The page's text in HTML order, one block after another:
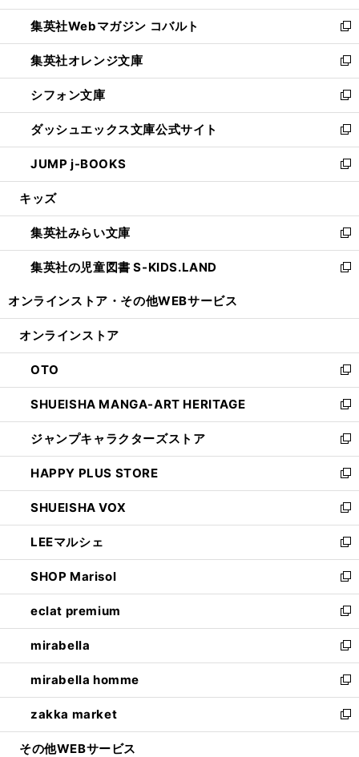
開
く
ウ
で
開
く
ン
ド
ウ
で
開
く
ウ
ィ
ン
ド
ウ
で
開
く
集英社Webマガジン コバルト
新
し
い
ウ
ィ
ン
ド
ウ
で
開
集英社オレンジ文庫
新
し
い
ウ
ィ
ン
ド
ウ
開
く
シフォン文庫
新
し
い
ウ
ィ
ン
ウ
で
開
く
ダッシュエックス文庫公式サイト
新
し
い
ウ
ン
ド
ウ
で
JUMP j-BOOKS
新
し
ウ
ィ
ン
ド
開
キッズ
集英社みらい文庫
新
し
い
ン
ウ
で
開
く
集英社の児童図書 S-KIDS.LAND
新
ウ
ン
ド
ウ
で
開
く
オンラインストア・ その他WEBサービス
オンラインストア
OTO
新
し
い
ウ
ィ
ン
ド
ウ
で
開
く
SHUEISHA MANGA-ART HERITAGE
新
し
い
ウ
ィ
ン
ド
ウ
で
開
く
ジャンプキャラクターズストア
新
し
い
ウ
ィ
ン
ド
ウ
で
開
く
HAPPY PLUS STORE
新
し
い
ウ
ィ
ン
ド
ウ
で
開
く
SHUEISHA VOX
新
し
い
ウ
ィ
ン
ド
ウ
で
開
く
LEEマルシェ
新
し
い
ウ
ィ
ン
ド
ウ
で
開
く
SHOP Marisol
新
し
い
ウ
ィ
ン
ド
ウ
で
開
eclat premium
新
し
い
ウ
ィ
ン
ド
ウ
mirabella
新
し
い
ウ
ィ
ン
mirabella homme
新
し
い
ウ
zakka market
新
し
その他WEBサービス